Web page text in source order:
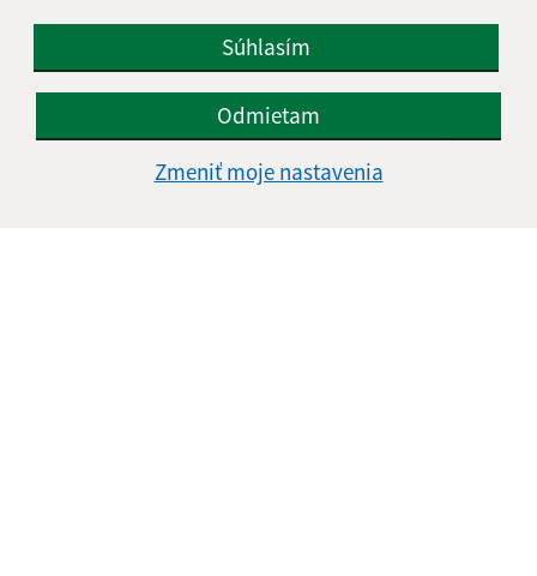
Súhlasím
Odmietam
Zmeniť moje nastavenia